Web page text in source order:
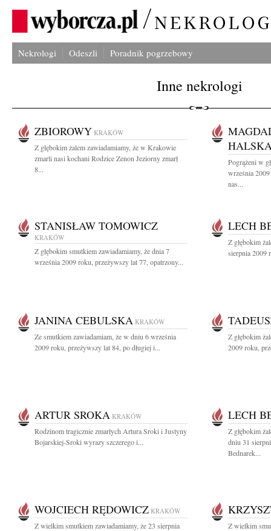
Nekrologi Odeszli Poradnik pogrzebowy
Inne nekrologi
ZBIOROWY KRAKÓW
Z głębokim żalem zawiadamiamy, że w Krakowie
zmarli nasi kochani Rodzice Zenon Jeziorny zmarł
8...
Pogrążeni w
września
nas...
STANISŁAW TOMOWICZ
KRAKÓW
Z głębokim smutkiem zawiadamiamy, że dnia 7
września 2009 roku, przeżywszy lat 77, opatrzony...
LECH
Z głębokim
sierpnia 2009
JANINA CEBULSKA KRAKÓW
Ze smutkiem zawiadamiam, że w dniu 6 września
2009 roku, przeżywszy lat 84, po długiej i...
Z głębokim
2009 roku,
ARTUR SROKA KRAKÓW
Rodzinom tragicznie zmarłych Artura Sroki i Justyny
Bojarskiej-Sroki wyrazy szczerego i...
LECH
Z głębokim
dniu 31
Bednarek...
WOJCIECH RĘDOWICZ KRAKÓW
Z wielkim smutkiem zawiadamiamy, że 23 sierpnia
Z wielkim